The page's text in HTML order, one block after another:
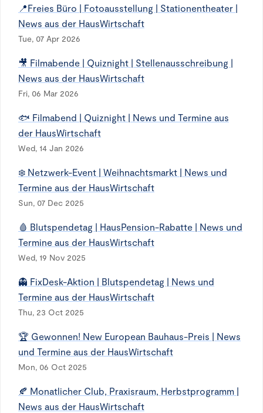
📍Freies Büro | Fotoausstellung | Stationentheater |
News aus der HausWirtschaft
Tue, 07 Apr 2026
🎥 Filmabende | Quiznight | Stellenausschreibung |
News aus der HausWirtschaft
Fri, 06 Mar 2026
🐟 Filmabend | Quiznight | News und Termine aus
der HausWirtschaft
Wed, 14 Jan 2026
❄️ Netzwerk-Event | Weihnachtsmarkt | News und
Termine aus der HausWirtschaft
Sun, 07 Dec 2025
🩸 Blutspendetag | HausPension-Rabatte | News und
Termine aus der HausWirtschaft
Wed, 19 Nov 2025
👻 FixDesk-Aktion | Blutspendetag | News und
Termine aus der HausWirtschaft
Thu, 23 Oct 2025
🏆 Gewonnen! New European Bauhaus-Preis | News
und Termine aus der HausWirtschaft
Mon, 06 Oct 2025
🍂 Monatlicher Club, Praxisraum, Herbstprogramm |
News aus der HausWirtschaft